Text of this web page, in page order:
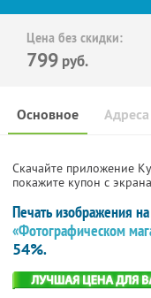
Цена без скидки:
799 руб.
Основное Адреса
Скачайте приложение
покажите купон с
Печать изображения
«Фотографическом
54%.